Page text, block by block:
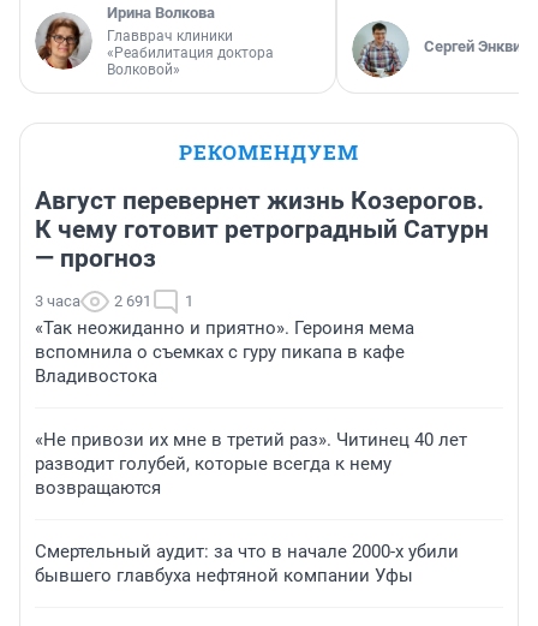
Ирина Волкова
Главврач клиники
«Реабилитация доктора
Волковой»
Сергей Энквист
РЕКОМЕНДУЕМ
Август перевернет жизнь Козерогов.
К чему готовит ретроградный Сатурн
— прогноз
3 часа 2 691 1
«Так неожиданно и приятно». Героиня мема
вспомнила о съемках с гуру пикапа в кафе
Владивостока
«Не привози их мне в третий раз». Читинец 40 лет
разводит голубей, которые всегда к нему
возвращаются
Смертельный аудит: за что в начале 2000-х убили
бывшего главбуха нефтяной компании Уфы